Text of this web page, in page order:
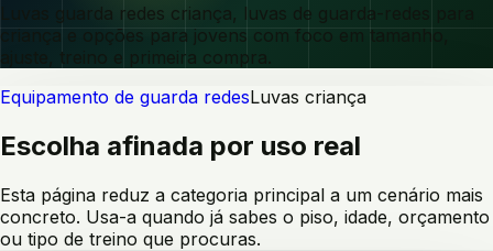
Luvas guarda redes criança, luvas de guarda-redes para
criança e opções para jovens com foco em tamanho,
ajuste, treino e primeira compra.
Equipamento de guarda redesLuvas criança
Escolha afinada por uso real
Esta página reduz a categoria principal a um cenário mais
concreto. Usa-a quando já sabes o piso, idade, orçamento
ou tipo de treino que procuras.